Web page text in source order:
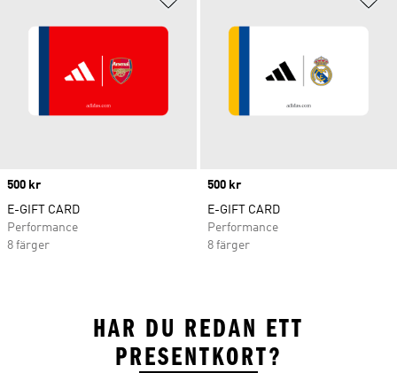
Price
500 kr
E-GIFT CARD
Performance
8 färger
Price
500 kr
E-GIFT CARD
Performance
8 färger
HAR DU REDAN ETT
PRESENTKORT?